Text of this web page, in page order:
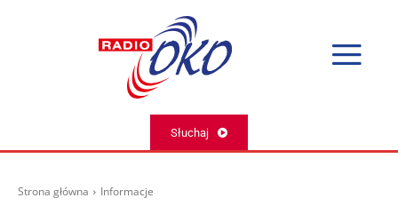
Słuchaj
Strona główna Informacje